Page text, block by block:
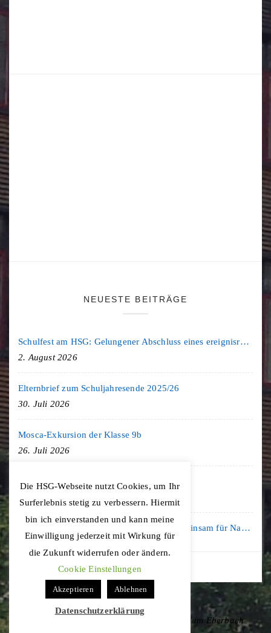
NEUESTE BEITRÄGE
Schulfest am HSG: Gelungener Abschluss eines ereignisreichen Schuljahres
2. August 2026
Elternbrief zum Schuljahresende 2025/26
30. Juli 2026
Mosca-Exkursion der Klasse 9b
26. Juli 2026
Freiburg-Exkursion des Geschichte LK
Kooperation mit der KLIMA ARENA: Gemeinsam für Nachhaltigkeit und Klimaschutz
16. Juli 2026
Copyright © 2020 Hohenstaufen-Gymnasium Eberbach
Die HSG-Webseite nutzt Cookies, um Ihr
Surferlebnis stetig zu verbessern. Hiermit
bin ich einverstanden und kann meine
Einwilligung jederzeit mit Wirkung für
die Zukunft widerrufen oder ändern.
Cookie Einstellungen
Akzeptieren Ablehnen
Datenschutzerklärung